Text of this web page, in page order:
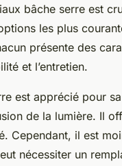
bâche serre est
les plus
présente des
et l’entretien.
est apprécié pour
de la lumière. Il
Cependant, il est
nécessiter un